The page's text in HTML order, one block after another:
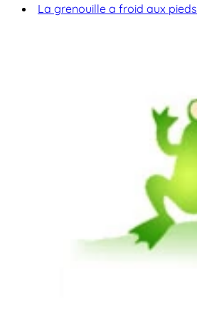
La grenouille a froid aux pieds